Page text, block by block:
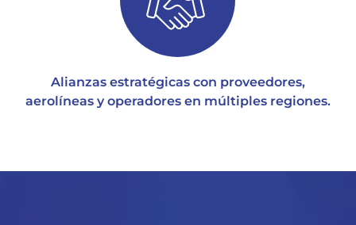
Alianzas estratégicas con proveedores,
aerolíneas y operadores en múltiples regiones.